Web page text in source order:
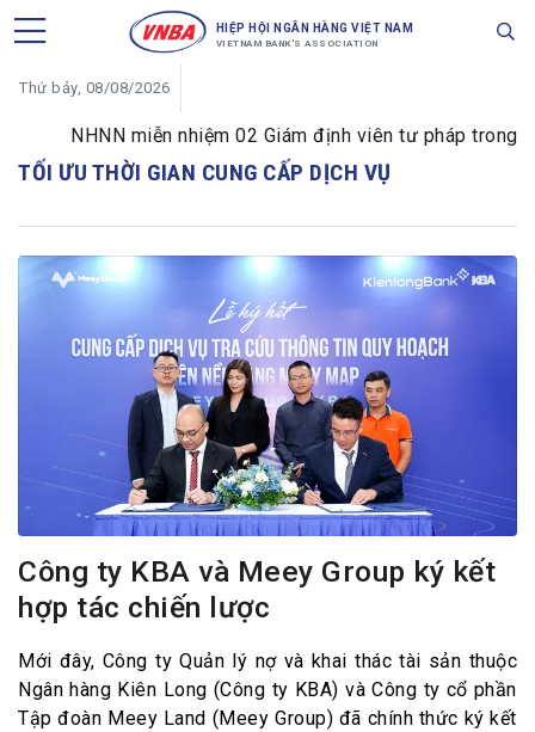
HIỆP HỘI NGÂN HÀNG VIỆT NAM
VIETNAM BANK'S ASSOCIATION
Thứ bảy, 08/08/2026
NHNN miễn nhiệm 02 Giám định viên tư pháp trong
TỐI ƯU THỜI GIAN CUNG CẤP DỊCH VỤ
Công ty KBA và Meey Group ký kết
hợp tác chiến lược
Mới đây, Công ty Quản lý nợ và khai thác tài sản thuộc
Ngân hàng Kiên Long (Công ty KBA) và Công ty cổ phần
Tập đoàn Meey Land (Meey Group) đã chính thức ký kết